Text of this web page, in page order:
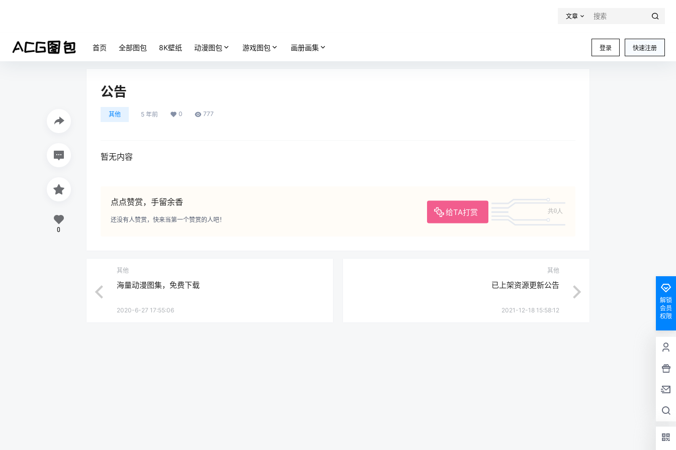
文章
登录 快速注册
首页 全部图包 8K壁纸 动漫图包 游戏图包 画册画集
公告
其他 5 年前 0 777
暂无内容
点点赞赏，手留余香
给TA打赏 共0人
还没有人赞赏，快来当第一个赞赏的人吧！
0
其他
海量动漫图集，免费下载
2020-6-27 17:55:06
其他
已上架资源更新公告
2021-12-18 15:58:12
解锁
会员
权限